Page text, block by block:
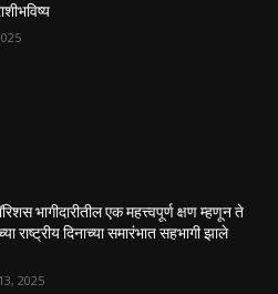
भागीदारीतील एक महत्त्वपूर्ण क्षण म्हणून ते
राष्ट्रीय दिनाच्या समारंभात सहभागी झाले
2025